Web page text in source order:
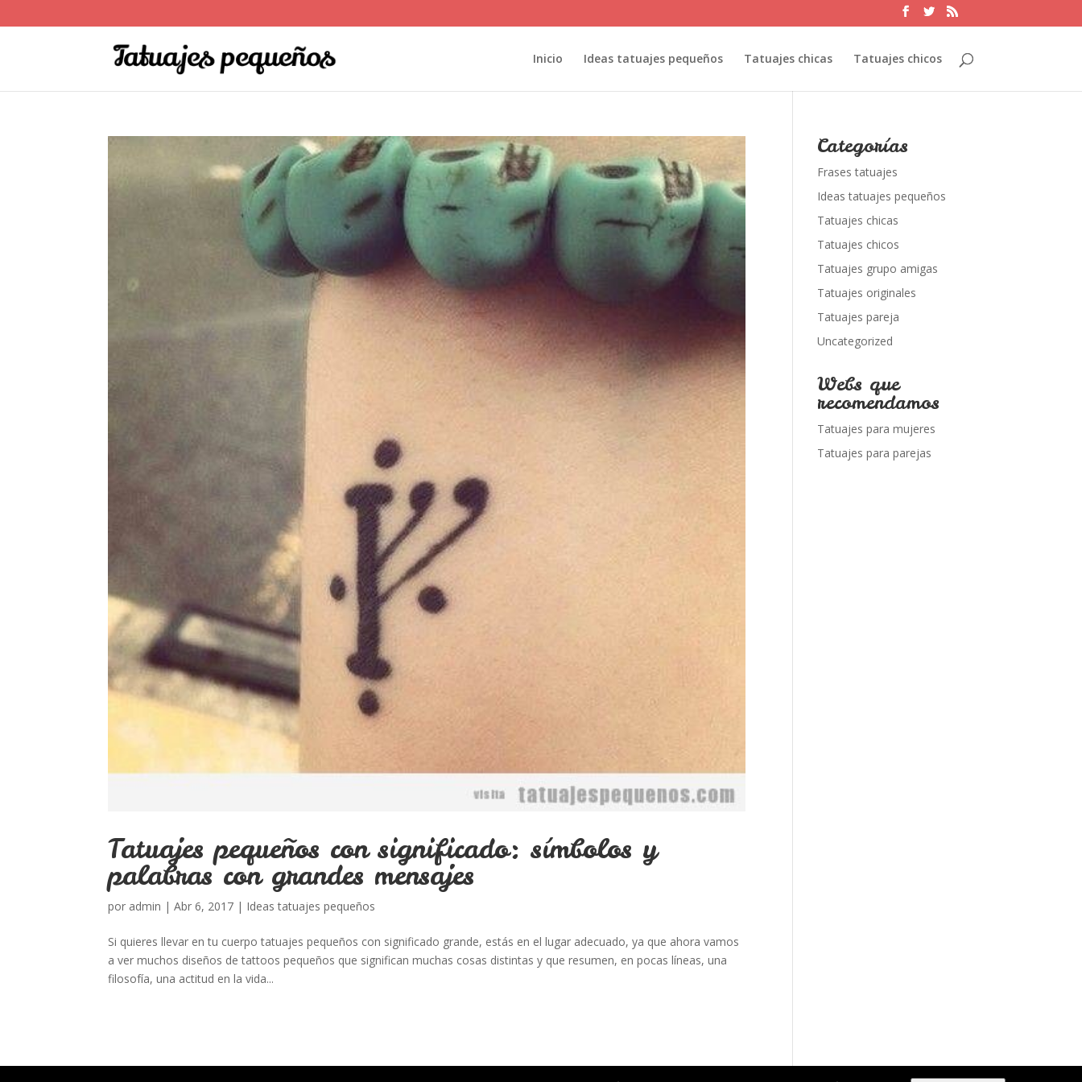
Inicio Ideas tatuajes pequeños Tatuajes chicas Tatuajes chicos
Tatuajes pequeños con significado: símbolos y
palabras con grandes mensajes
por admin |Abr 6, 2017 | Ideas tatuajes pequeños
Si quieres llevar en tu cuerpo tatuajes pequeños con significado grande, estás en el lugar adecuado, ya que ahora vamos
a ver muchos diseños de tattoos pequeños que significan muchas cosas distintas y que resumen, en pocas líneas, una
filosofía, una actitud en la vida...
Categorías
Frases tatuajes
Ideas tatuajes pequeños
Tatuajes chicas
Tatuajes chicos
Tatuajes grupo amigas
Tatuajes originales
Tatuajes pareja
Uncategorized
Webs que
recomendamos
Tatuajes para mujeres
Tatuajes para parejas